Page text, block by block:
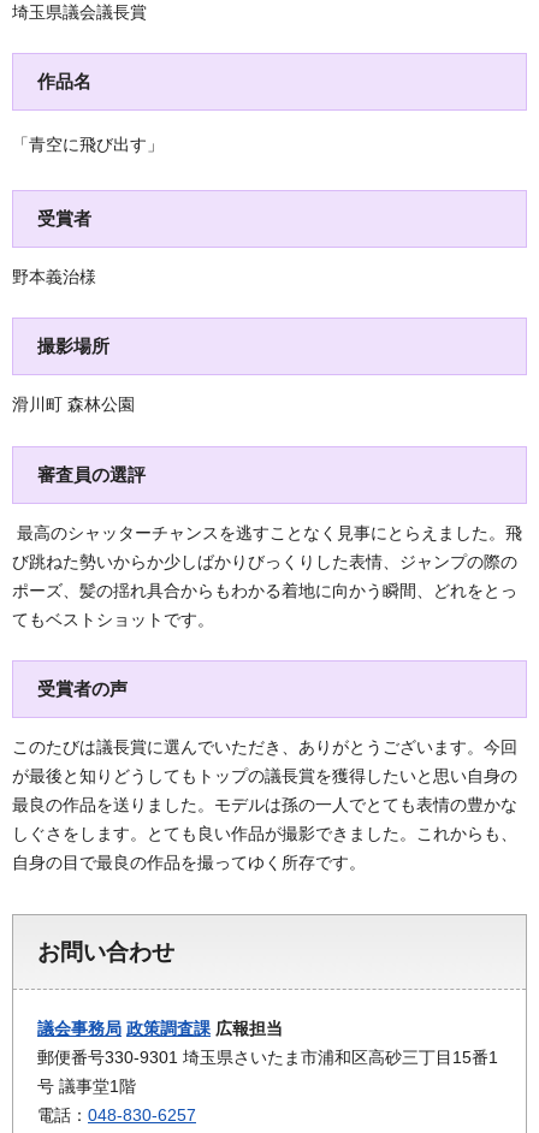
埼玉県議会議長賞
作品名
「青空に飛び出す」
受賞者
野本義治様
撮影場所
滑川町 森林公園
審査員の選評
最高のシャッターチャンスを逃すことなく見事にとらえました。飛
び跳ねた勢いからか少しばかりびっくりした表情、ジャンプの際の
ポーズ、髪の揺れ具合からもわかる着地に向かう瞬間、どれをとっ
てもベストショットです。
受賞者の声
このたびは議長賞に選んでいただき、ありがとうございます。今回
が最後と知りどうしてもトップの議長賞を獲得したいと思い自身の
最良の作品を送りました。モデルは孫の一人でとても表情の豊かな
しぐさをします。とても良い作品が撮影できました。これからも、
自身の目で最良の作品を撮ってゆく所存です。
お問い合わせ
議会事務局 政策調査課 広報担当
郵便番号330-9301 埼玉県さいたま市浦和区高砂三丁目15番1
号 議事堂1階
電話： 048-830-6257